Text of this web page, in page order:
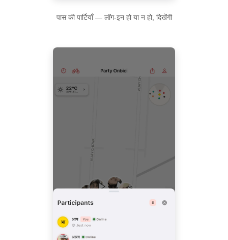
पास की पार्टियाँ — लॉग-इन हो या न हो, दिखेंगी